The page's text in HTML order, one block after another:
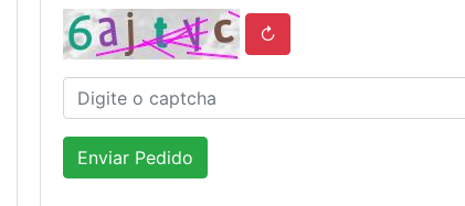
↻
Enviar Pedido